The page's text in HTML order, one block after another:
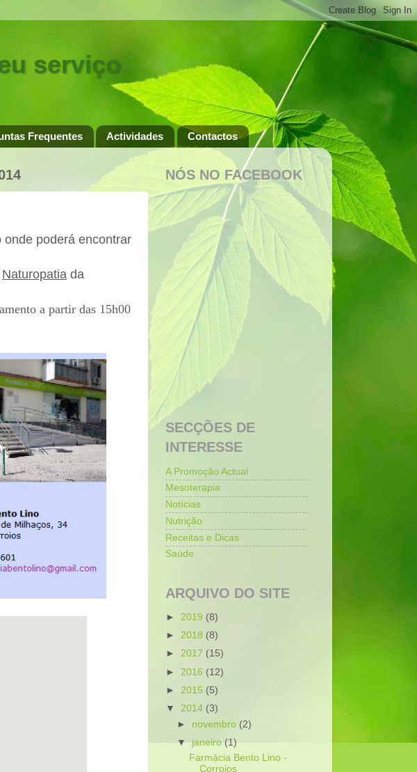
serviço
Frequentes Actividades Contactos
poderá encontrar
Naturopatia da
a partir das 15h00
NÓS NO FACEBOOK
SECÇÕES DE
INTERESSE
A Promoção Actual
Mesoterapia
Notícias
Nutrição
Receitas e Dicas
Saúde
ARQUIVO DO SITE
► 2019 (8)
► 2018 (8)
► 2017 (15)
► 2016 (12)
► 2015 (5)
▼ 2014 (3)
► novembro (2)
▼ janeiro (1)
Farmácia Bento Lino -
Corroios